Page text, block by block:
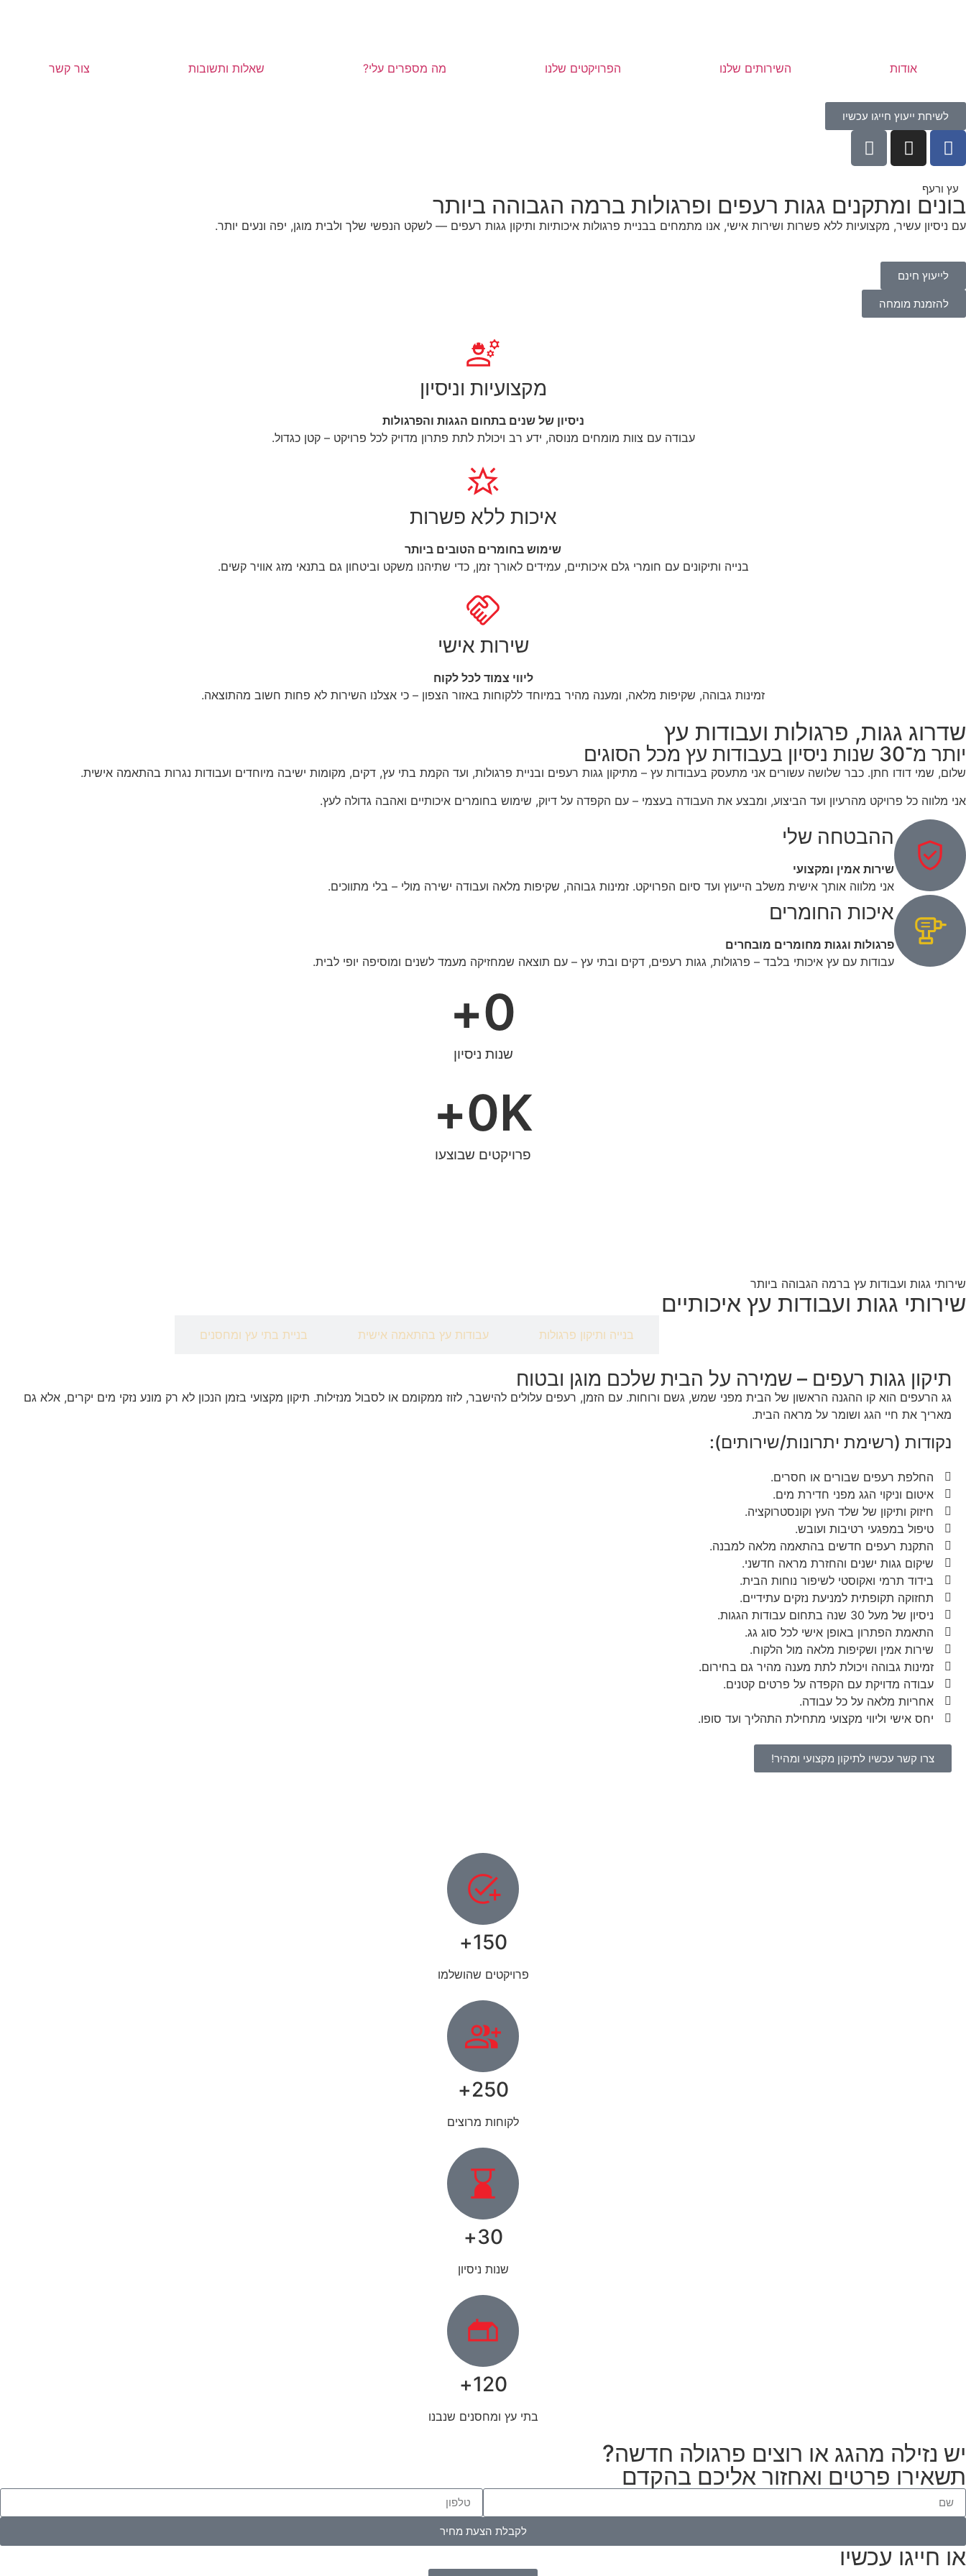
אודות השירותים שלנו הפרויקטים שלנו מה מספרים עלי? שאלות ותשובות צור קשר
לשיחת ייעוץ חייגו עכשיו
עץ ורעף
בונים ומתקנים גגות רעפים ופרגולות ברמה הגבוהה ביותר
עם ניסיון עשיר, מקצועיות ללא פשרות ושירות אישי, אנו מתמחים בבניית פרגולות איכותיות ותיקון גגות רעפים — לשקט הנפשי שלך ולבית מוגן, יפה ונעים יותר.
לייעוץ חינם
להזמנת מומחה
מקצועיות וניסיון
ניסיון של שנים בתחום הגגות והפרגולות
עבודה עם צוות מומחים מנוסה, ידע רב ויכולת לתת פתרון מדויק לכל פרויקט – קטן כגדול.
איכות ללא פשרות
שימוש בחומרים הטובים ביותר
בנייה ותיקונים עם חומרי גלם איכותיים, עמידים לאורך זמן, כדי שתיהנו משקט וביטחון גם בתנאי מזג אוויר קשים.
שירות אישי
ליווי צמוד לכל לקוח
זמינות גבוהה, שקיפות מלאה, ומענה מהיר במיוחד ללקוחות באזור הצפון – כי אצלנו השירות לא פחות חשוב מהתוצאה.
שדרוג גגות, פרגולות ועבודות עץ
יותר מ־30 שנות ניסיון בעבודות עץ מכל הסוגים
שלום, שמי דודו חתן. כבר שלושה עשורים אני מתעסק בעבודות עץ – מתיקון גגות רעפים ובניית פרגולות, ועד הקמת בתי עץ, דקים, מקומות ישיבה מיוחדים ועבודות נגרות בהתאמה אישית.
אני מלווה כל פרויקט מהרעיון ועד הביצוע, ומבצע את העבודה בעצמי – עם הקפדה על דיוק, שימוש בחומרים איכותיים ואהבה גדולה לעץ.
ההבטחה שלי
שירות אמין ומקצועי
אני מלווה אותך אישית משלב הייעוץ ועד סיום הפרויקט. זמינות גבוהה, שקיפות מלאה ועבודה ישירה מולי – בלי מתווכים.
איכות החומרים
פרגולות וגגות מחומרים מובחרים
עבודות עם עץ איכותי בלבד – פרגולות, גגות רעפים, דקים ובתי עץ – עם תוצאה שמחזיקה מעמד לשנים ומוסיפה יופי לבית.
שנות ניסיון
0
+
פרויקטים שבוצעו
K
0
+
שירותי גגות ועבודות עץ ברמה הגבוהה ביותר
שירותי גגות ועבודות עץ איכותיים
בנייה ותיקון פרגולות עבודות עץ בהתאמה אישית בניית בתי עץ ומחסנים
תיקון גגות רעפים – שמירה על הבית שלכם מוגן ובטוח
גג הרעפים הוא קו ההגנה הראשון של הבית מפני שמש, גשם ורוחות. עם הזמן, רעפים עלולים להישבר, לזוז ממקומם או לסבול מנזילות. תיקון מקצועי בזמן הנכון לא רק מונע נזקי מים יקרים, אלא גם
מאריך את חיי הגג ושומר על מראה הבית.
נקודות (רשימת יתרונות/שירותים):
החלפת רעפים שבורים או חסרים.
איטום וניקוי הגג מפני חדירת מים.
חיזוק ותיקון של שלד העץ וקונסטרוקציה.
טיפול במפגעי רטיבות ועובש.
התקנת רעפים חדשים בהתאמה מלאה למבנה.
שיקום גגות ישנים והחזרת מראה חדשני.
בידוד תרמי ואקוסטי לשיפור נוחות הבית.
תחזוקה תקופתית למניעת נזקים עתידיים.
ניסיון של מעל 30 שנה בתחום עבודות הגגות.
התאמת הפתרון באופן אישי לכל סוג גג.
שירות אמין ושקיפות מלאה מול הלקוח.
זמינות גבוהה ויכולת לתת מענה מהיר גם בחירום.
עבודה מדויקת עם הקפדה על פרטים קטנים.
אחריות מלאה על כל עבודה.
יחס אישי וליווי מקצועי מתחילת התהליך ועד סופו.
צרו קשר עכשיו לתיקון מקצועי ומהיר!
150+
פרויקטים שהושלמו
250+
לקוחות מרוצים
30+
שנות ניסיון
120+
בתי עץ ומחסנים שנבנו
יש נזילה מהגג או רוצים פרגולה חדשה?
תשאירו פרטים ואחזור אליכם בהקדם
לקבלת הצעת מחיר
או חייגו עכשיו